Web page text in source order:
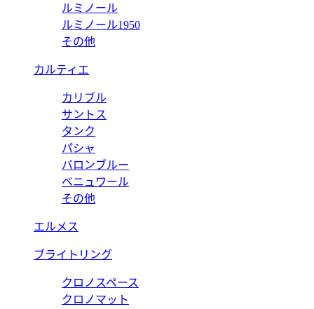
ルミノール
ルミノール1950
その他
カルティエ
カリブル
サントス
タンク
パシャ
バロンブルー
ベニュワール
その他
エルメス
ブライトリング
クロノスペース
クロノマット